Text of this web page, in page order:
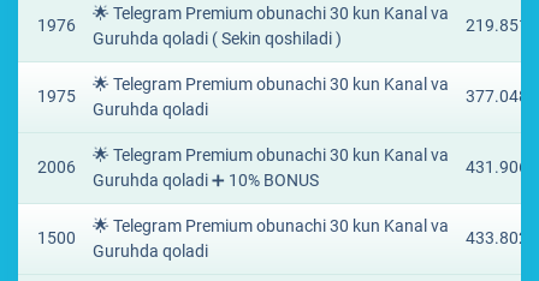
1976
🌟 Telegram Premium obunachi 30 kun Kanal va
Guruhda qoladi ( Sekin qoshiladi )
1975
🌟 Telegram Premium obunachi 30 kun Kanal va
Guruhda qoladi
2006
🌟 Telegram Premium obunachi 30 kun Kanal va
Guruhda qoladi ➕ 10% BONUS
1500
🌟 Telegram Premium obunachi 30 kun Kanal va
Guruhda qoladi